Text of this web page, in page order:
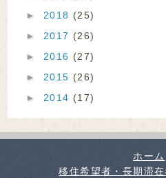
► 2018 (25)
► 2017 (26)
► 2016 (27)
► 2015 (26)
► 2014 (17)
ホーム
移住希望者・長期滞